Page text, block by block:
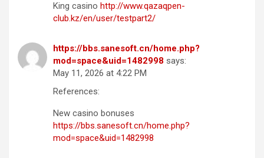
King casino http://www.qazaqpen-
club.kz/en/user/testpart2/
https://bbs.sanesoft.cn/home.php?
mod=space&uid=1482998 says:
May 11, 2026 at 4:22 PM
References:
New casino bonuses
https://bbs.sanesoft.cn/home.php?
mod=space&uid=1482998